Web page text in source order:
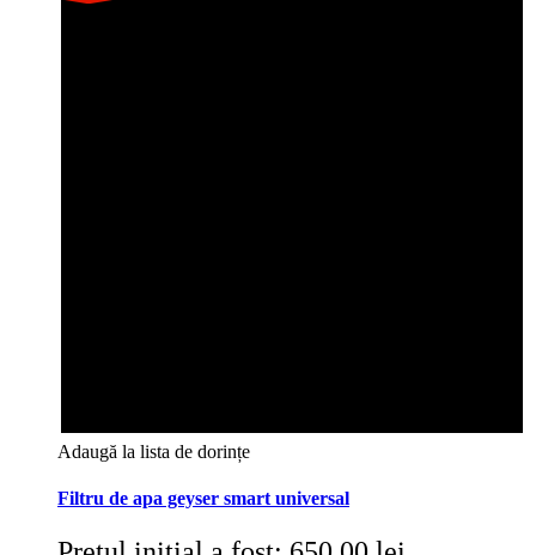
Adaugă la lista de dorințe
Filtru de apa geyser smart universal